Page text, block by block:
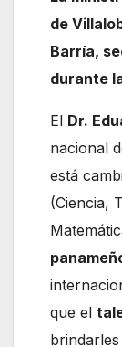
de
Barría,
durante
El Dr.
nacional
está
(Ciencia,
que el